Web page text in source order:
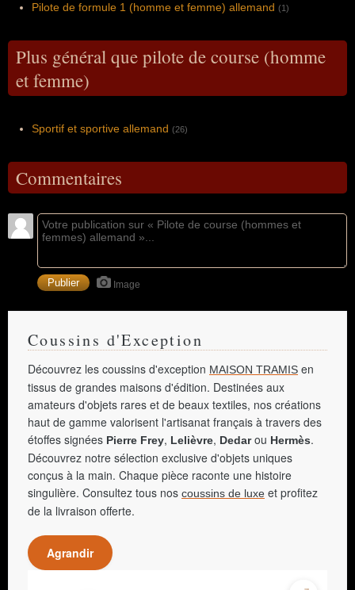
Pilote de formule 1 (homme et femme) allemand (1)
Plus général que pilote de course (homme
et femme)
Sportif et sportive allemand (26)
Commentaires
Image
Coussins d'Exception
Découvrez les coussins d'exception MAISON TRAMIS en
tissus de grandes maisons d'édition. Destinées aux
amateurs d'objets rares et de beaux textiles, nos créations
haut de gamme valorisent l'artisanat français à travers des
étoffes signées Pierre Frey, Lelièvre, Dedarou Hermès.
Découvrez notre sélection exclusive d'objets uniques
conçus à la main. Chaque pièce raconte une histoire
singulière. Consultez tous nos coussins de luxe et profitez
de la livraison offerte.
Agrandir